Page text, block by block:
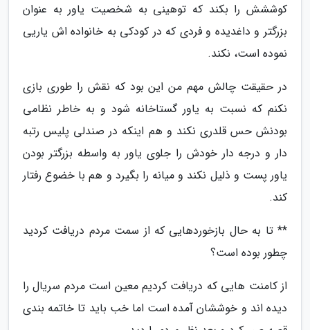
کوششش را بکند که توهینی به شخصیت یاور به عنوان
بزرگتر و داغدیده و فردی که در کودکی به خانواده اش یاریی
نموده است، نکند.
در حقیقت چالش مهم من این بود که نقش را طوری بازی
نکنم که نسبت به یاور گستاخانه شود و به خاطر نظامی
بودنش حس قلدری نکند و هم اینکه در صندلی پلیس رتبه
دار و درجه دار خودش را جلوی یاور به واسطه بزرگتر بودن
یاور پست و ذلیل نکند و میانه را بگیرد و هم با خضوع رفتار
کند.
** تا به حال بازخوردهایی که از سمت مردم دریافت کردید
چطور بوده است؟
از کامنت هایی که دریافت کردیم معین است مردم سریال را
دیده اند و خوششان آمده است اما خب باید تا خاتمه بندی